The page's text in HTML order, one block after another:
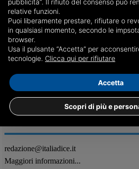
missione
Un equipaggio italiano sarà il primo in
volo Unity23 dello SpaceShip2. La partenza
causa dagli accertamenti sullo spazioplano
03/09
redazione@italiadice.it
Maggiori informazioni...
pubblicità”. Il rifiuto del consenso può
relative funzioni.
Puoi liberamente prestare, rifiutare o
in qualsiasi momento, secondo le
browser.
Usa il pulsante “Accetta” per
tecnologie. Clicca qui per rifiutare
Scopri di più e
Accetta